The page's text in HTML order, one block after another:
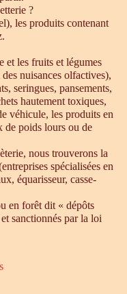
?
les produits contenant
et les fruits et légumes
nuisances olfactives),
seringues, pansements,
hautement toxiques,
véhicule, les produits en
de poids lours ou de
nous trouverons la
spécialisées en
équarisseur, casse-
en forêt dit « dépôts
sanctionnés par la loi